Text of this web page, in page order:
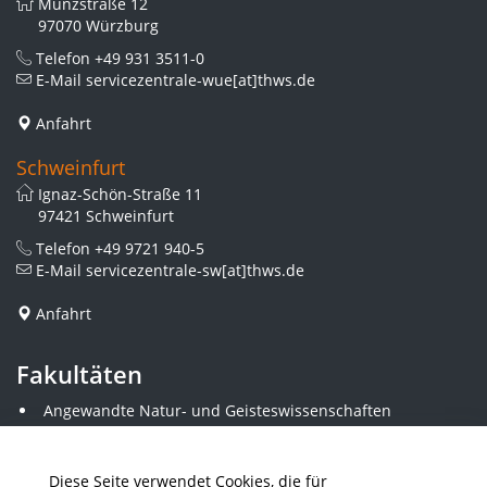
Diese Seite verwendet Cookies, die für
97070 Würzburg
Telefon +49 931 3511-0
E-Mail servicezentrale-wue[at]thws.de
Anfahrt
Schweinfurt
Ignaz-Schön-Straße 11
97421 Schweinfurt
Telefon +49 9721 940-5
E-Mail servicezentrale-sw[at]thws.de
Anfahrt
Fakultäten
Angewandte Natur- und Geisteswissenschaften
Angewandte Sozialwissenschaften
Elektrotechnik